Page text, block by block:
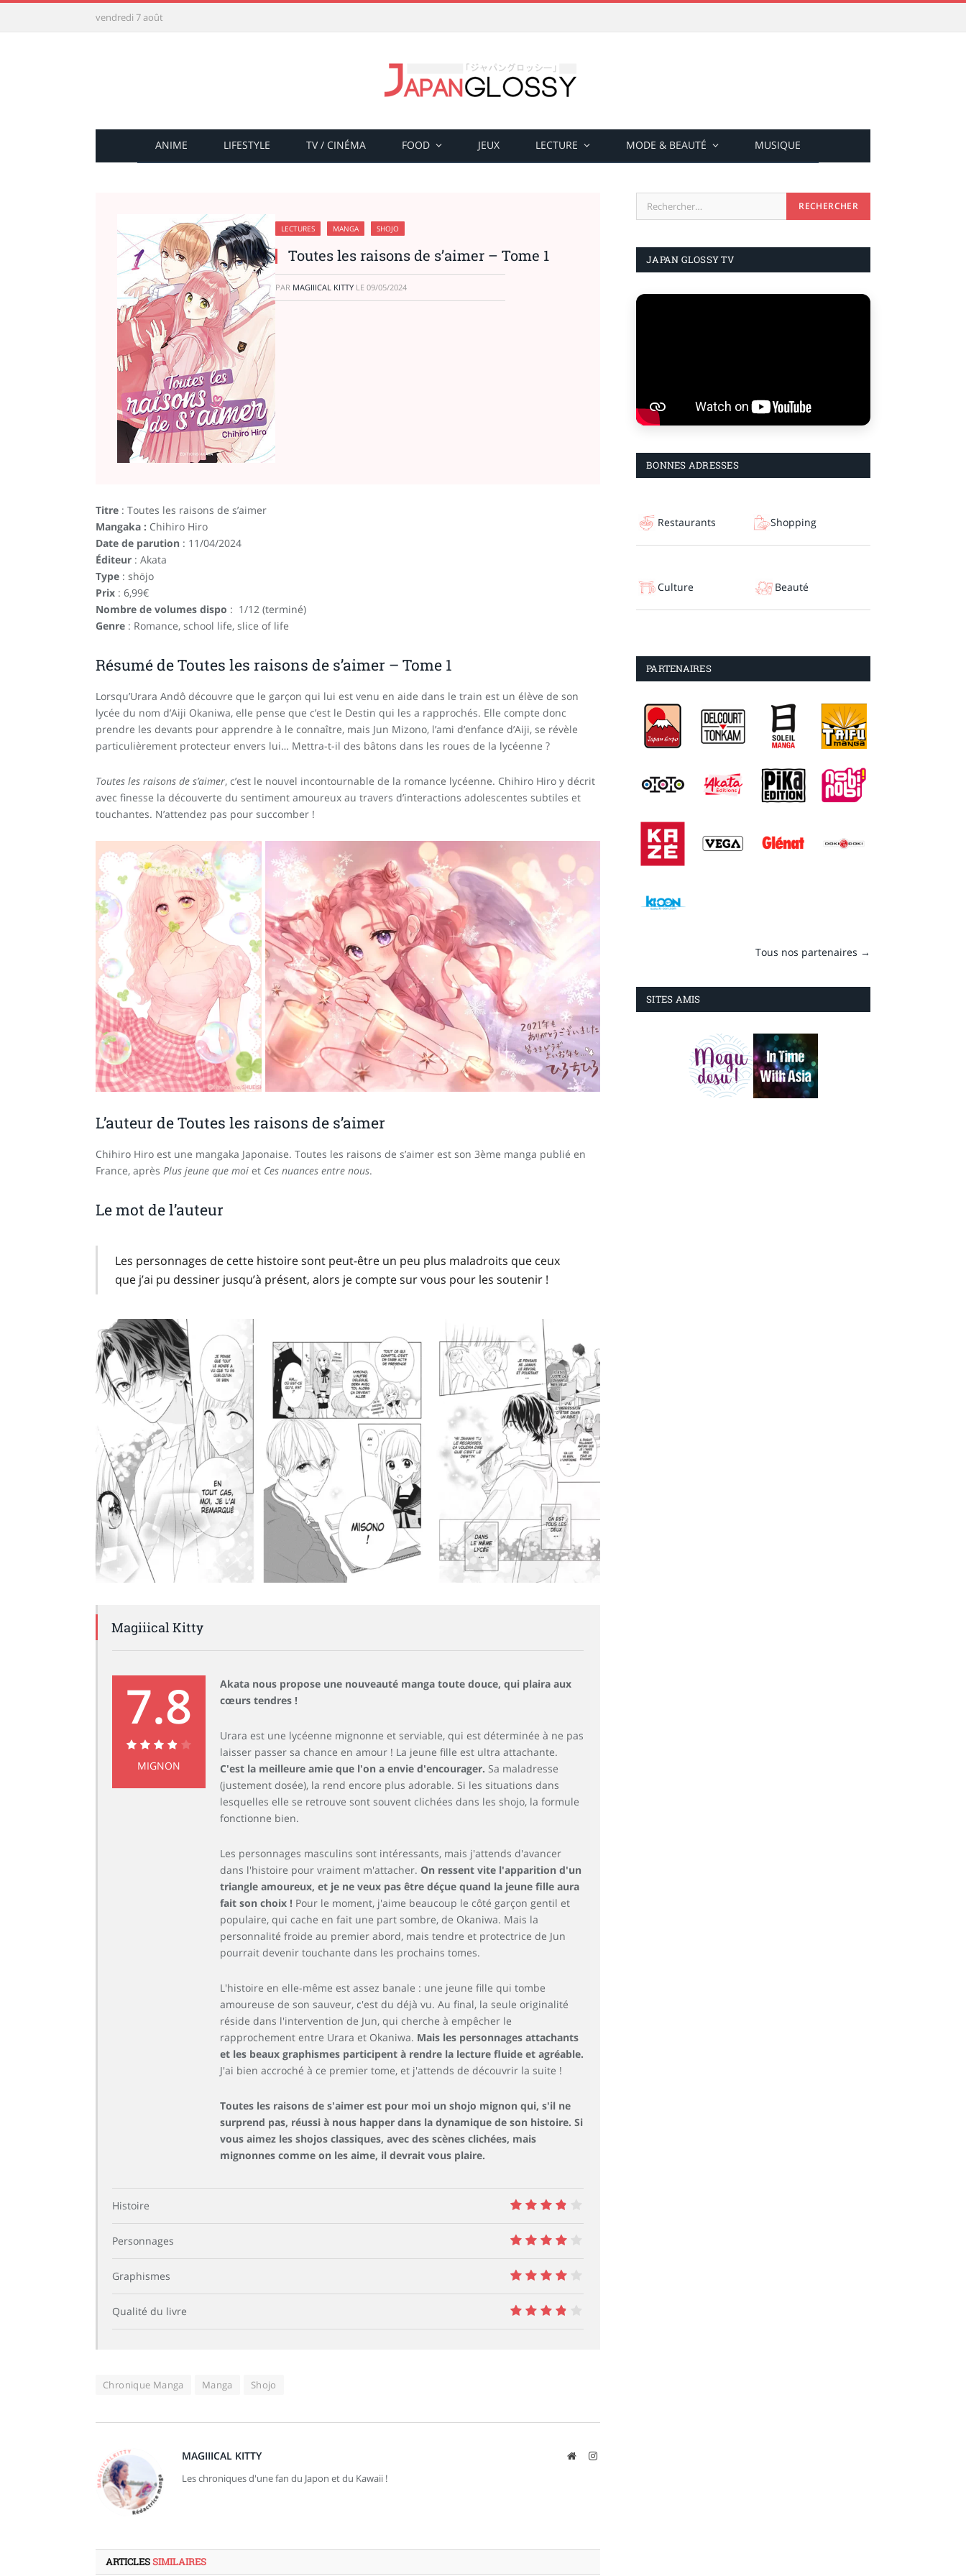
vendredi 7 août
ANIME LIFESTYLE TV / CINÉMA FOOD JEUX LECTURE MODE & BEAUTÉ MUSIQUE
LECTURES MANGA SHOJO
Toutes les raisons de s’aimer – Tome 1
PAR MAGIIICAL KITTY LE 09/05/2024
Titre : Toutes les raisons de s’aimer
Mangaka : Chihiro Hiro
Date de parution : 11/04/2024
Éditeur : Akata
Type : shōjo
Prix : 6,99€
Nombre de volumes dispo : 1/12 (terminé)
Genre : Romance, school life, slice of life
Résumé de Toutes les raisons de s’aimer – Tome 1
Lorsqu’Urara Andô découvre que le garçon qui lui est venu en aide dans le train est un élève de son
lycée du nom d’Aiji Okaniwa, elle pense que c’est le Destin qui les a rapprochés. Elle compte donc
prendre les devants pour apprendre à le connaître, mais Jun Mizono, l’ami d’enfance d’Aiji, se révèle
particulièrement protecteur envers lui… Mettra-t-il des bâtons dans les roues de la lycéenne ?
Toutes les raisons de s’aimer, c’est le nouvel incontournable de la romance lycéenne. Chihiro Hiro y décrit
avec finesse la découverte du sentiment amoureux au travers d’interactions adolescentes subtiles et
touchantes. N’attendez pas pour succomber !
L’auteur de Toutes les raisons de s’aimer
Chihiro Hiro est une mangaka Japonaise. Toutes les raisons de s’aimer est son 3ème manga publié en
France, après Plus jeune que moi et Ces nuances entre nous.
Le mot de l’auteur
Les personnages de cette histoire sont peut-être un peu plus maladroits que ceux
que j’ai pu dessiner jusqu’à présent, alors je compte sur vous pour les soutenir !
Magiiical Kitty
7.8
7.8
MIGNON
Akata nous propose une nouveauté manga toute douce, qui plaira aux
cœurs tendres !
Urara est une lycéenne mignonne et serviable, qui est déterminée à ne pas
laisser passer sa chance en amour ! La jeune fille est ultra attachante.
C'est la meilleure amie que l'on a envie d'encourager. Sa maladresse
(justement dosée), la rend encore plus adorable. Si les situations dans
lesquelles elle se retrouve sont souvent clichées dans les shojo, la formule
fonctionne bien.
Les personnages masculins sont intéressants, mais j'attends d'avancer
dans l'histoire pour vraiment m'attacher. On ressent vite l'apparition d'un
triangle amoureux, et je ne veux pas être déçue quand la jeune fille aura
fait son choix ! Pour le moment, j'aime beaucoup le côté garçon gentil et
populaire, qui cache en fait une part sombre, de Okaniwa. Mais la
personnalité froide au premier abord, mais tendre et protectrice de Jun
pourrait devenir touchante dans les prochains tomes.
L'histoire en elle-même est assez banale : une jeune fille qui tombe
amoureuse de son sauveur, c'est du déjà vu. Au final, la seule originalité
réside dans l'intervention de Jun, qui cherche à empêcher le
rapprochement entre Urara et Okaniwa. Mais les personnages attachants
et les beaux graphismes participent à rendre la lecture fluide et agréable.
J'ai bien accroché à ce premier tome, et j'attends de découvrir la suite !
Toutes les raisons de s'aimer est pour moi un shojo mignon qui, s'il ne
surprend pas, réussi à nous happer dans la dynamique de son histoire. Si
vous aimez les shojos classiques, avec des scènes clichées, mais
mignonnes comme on les aime, il devrait vous plaire.
Histoire
7.5
Personnages
8
Graphismes
8
Qualité du livre
7.5
Chronique Manga Manga Shojo
MAGIIICAL KITTY
Site Instagram
Les chroniques d'une fan du Japon et du Kawaii !
ARTICLESSIMILAIRES
JAPAN GLOSSY TV
BONNES ADRESSES
Restaurants Shopping
Culture Beauté
PARTENAIRES
Tous nos partenaires →
SITES AMIS